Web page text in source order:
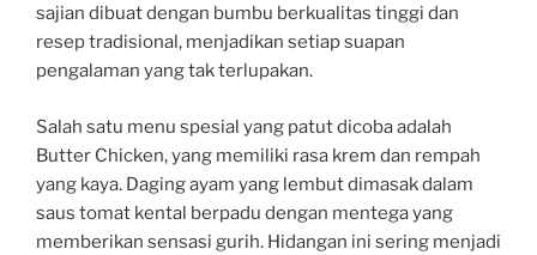
sajian dibuat dengan bumbu berkualitas tinggi dan
resep tradisional, menjadikan setiap suapan
pengalaman yang tak terlupakan.
Salah satu menu spesial yang patut dicoba adalah
Butter Chicken, yang memiliki rasa krem dan rempah
yang kaya. Daging ayam yang lembut dimasak dalam
saus tomat kental berpadu dengan mentega yang
memberikan sensasi gurih. Hidangan ini sering menjadi